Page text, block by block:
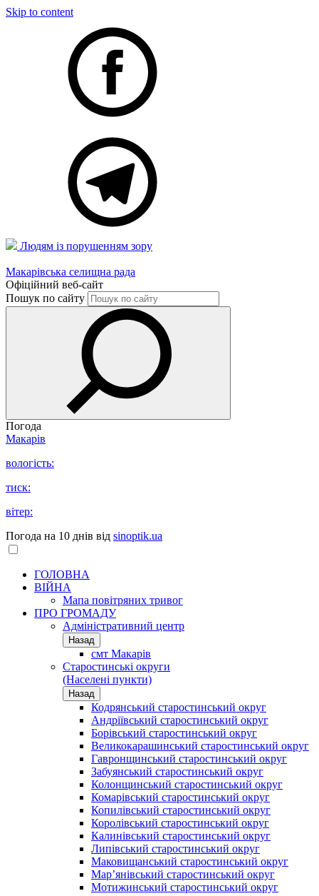
Skip to content
Людям із порушенням зору
Макарівська селищна рада
Офіційний веб-сайт
Пошук по сайту
Погода
Макарів
вологість:
тиск:
вітер:
Погода на 10 днів від sinoptik.ua
ГОЛОВНА
ВІЙНА
Мапа повітряних тривог
ПРО ГРОМАДУ
Aдміністративний центр
Назад
смт Макарів
Старостинські округи
(Населені пункти)
Назад
Кодрянський старостинський округ
Андріївський старостинський округ
Борівський старостинський округ
Великокарашинський старостинський округ
Гавронщинський старостинський округ
Забуянський старостинський округ
Колонщинський старостинський округ
Комарівський старостинський округ
Копилівський старостинський округ
Королівський старостинський округ
Калинівський старостинський округ
Липівський старостинський округ
Маковищанський старостинський округ
Мар’янівський старостинський округ
Мотижинський старостинський округ